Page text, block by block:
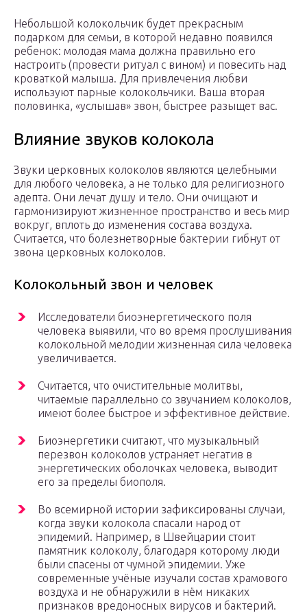
Небольшой колокольчик будет прекрасным
подарком для семьи, в которой недавно появился
ребенок: молодая мама должна правильно его
настроить (провести ритуал с вином) и повесить над
кроваткой малыша. Для привлечения любви
используют парные колокольчики. Ваша вторая
половинка, «услышав» звон, быстрее разыщет вас.
Влияние звуков колокола
Звуки церковных колоколов являются целебными
для любого человека, а не только для религиозного
адепта. Они лечат душу и тело. Они очищают и
гармонизируют жизненное пространство и весь мир
вокруг, вплоть до изменения состава воздуха.
Считается, что болезнетворные бактерии гибнут от
звона церковных колоколов.
Колокольный звон и человек
Исследователи биоэнергетического поля
человека выявили, что во время прослушивания
колокольной мелодии жизненная сила человека
увеличивается.
Считается, что очистительные молитвы,
читаемые параллельно со звучанием колоколов,
имеют более быстрое и эффективное действие.
Биоэнергетики считают, что музыкальный
перезвон колоколов устраняет негатив в
энергетических оболочках человека, выводит
его за пределы биополя.
Во всемирной истории зафиксированы случаи,
когда звуки колокола спасали народ от
эпидемий. Например, в Швейцарии стоит
памятник колоколу, благодаря которому люди
были спасены от чумной эпидемии. Уже
современные учёные изучали состав храмового
воздуха и не обнаружили в нём никаких
признаков вредоносных вирусов и бактерий.